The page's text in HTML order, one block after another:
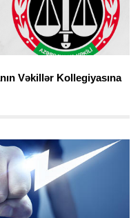
Vəkillər Kollegiyasına